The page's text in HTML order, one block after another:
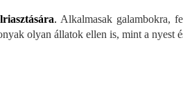
. Alkalmasak galambokra,
olyan állatok ellen is, mint a nyest